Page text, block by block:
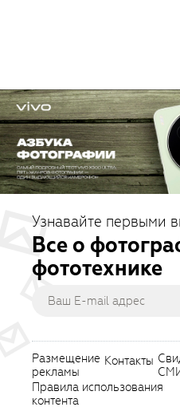
Узнавайте первыми
Все о
фототехнике
Размещение
рекламы
Контакты
Правила использования
контента